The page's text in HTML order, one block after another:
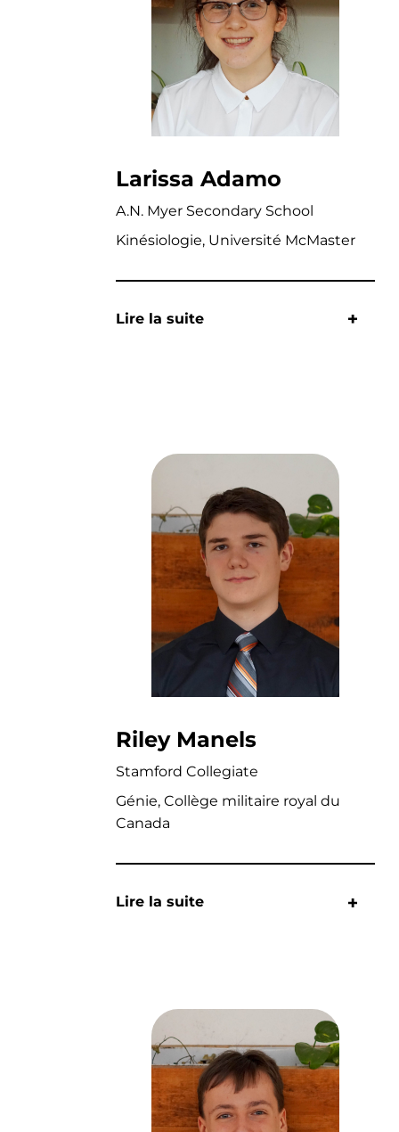
Larissa Adamo
A.N. Myer Secondary School
Kinésiologie, Université McMaster
Lire la suite
Riley Manels
Stamford Collegiate
Génie, Collège militaire royal du
Canada
Lire la suite